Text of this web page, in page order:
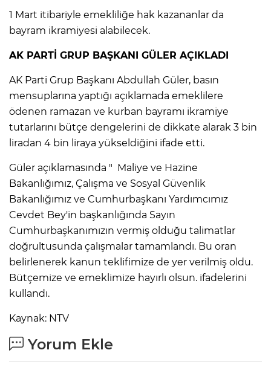
1 Mart itibariyle emekliliğe hak kazananlar da
bayram ikramiyesi alabilecek.
AK PARTİ GRUP BAŞKANI GÜLER AÇIKLADI
AK Parti Grup Başkanı Abdullah Güler, basın
mensuplarına yaptığı açıklamada emeklilere
ödenen ramazan ve kurban bayramı ikramiye
tutarlarını bütçe dengelerini de dikkate alarak 3 bin
liradan 4 bin liraya yükseldiğini ifade etti.
Güler açıklamasında " Maliye ve Hazine
Bakanlığımız, Çalışma ve Sosyal Güvenlik
Bakanlığımız ve Cumhurbaşkanı Yardımcımız
Cevdet Bey'in başkanlığında Sayın
Cumhurbaşkanımızın vermiş olduğu talimatlar
doğrultusunda çalışmalar tamamlandı. Bu oran
belirlenerek kanun teklifimize de yer verilmiş oldu.
Bütçemize ve emeklimize hayırlı olsun. ifadelerini
kullandı.
Kaynak: NTV
Yorum Ekle